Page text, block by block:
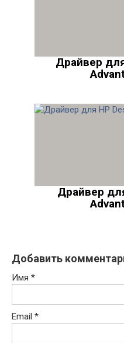
Драйвер
Драйвер
Добавить
Имя *
Email *